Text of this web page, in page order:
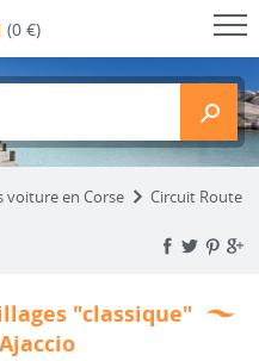
(0 €)
voiture en Corse
Circuit Route
"classique"